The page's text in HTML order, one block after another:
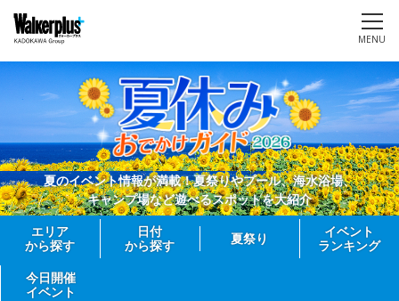
MENU
夏のイベント情報が満載！夏祭りやプール、海水浴場、
キャンプ場など遊べるスポットを大紹介
エリア
から探す
日付
から探す
夏祭り
イベント
ランキング
今日開催
イベント